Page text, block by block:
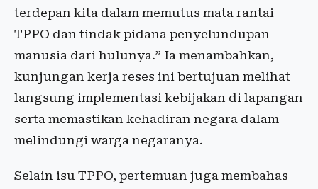
terdepan kita dalam memutus mata rantai
TPPO dan tindak pidana penyelundupan
manusia dari hulunya.” Ia menambahkan,
kunjungan kerja reses ini bertujuan melihat
langsung implementasi kebijakan di lapangan
serta memastikan kehadiran negara dalam
melindungi warga negaranya.
Selain isu TPPO, pertemuan juga membahas